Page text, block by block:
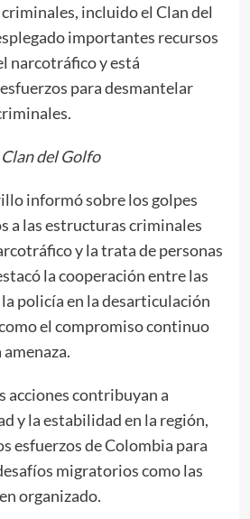
incluido el Clan del
importantes recursos
narcotráfico y está
para desmantelar
del Golfo
informó sobre los golpes
a las estructuras criminales
y la trata de personas
la cooperación entre las
policía en la desarticulación
el compromiso continuo
acciones contribuyan a
y la estabilidad en la región,
esfuerzos de Colombia para
migratorios como las
organizado.